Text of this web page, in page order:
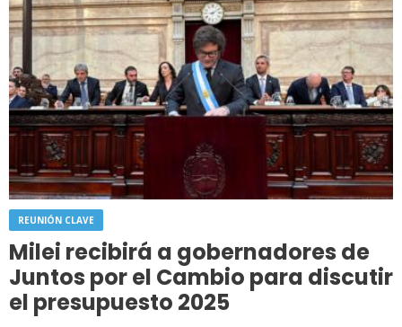
REUNIÓN CLAVE
Milei recibirá a gobernadores de
Juntos por el Cambio para discutir
el presupuesto 2025